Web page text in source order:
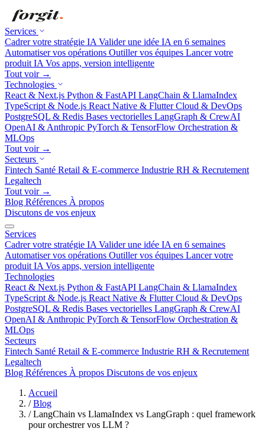
Services
Cadrer votre stratégie IA Valider une idée IA en 6 semaines
Automatiser vos opérations Outiller vos équipes Lancer votre
produit IA Vos apps, version intelligente
Tout voir →
Technologies
React & Next.js Python & FastAPI LangChain & LlamaIndex
TypeScript & Node.js React Native & FlutterCloud & DevOps
PostgreSQL & Redis Bases vectorielles LangGraph & CrewAI
OpenAI & Anthropic PyTorch & TensorFlow Orchestration &
MLOps
Tout voir →
Secteurs
Fintech Santé Retail & E-commerce Industrie RH & Recrutement
Legaltech
Tout voir →
Blog Références À propos
Discutons de vos enjeux
Services
Cadrer votre stratégie IA Valider une idée IA en 6 semaines
Automatiser vos opérations Outiller vos équipes Lancer votre
produit IA Vos apps, version intelligente
Technologies
React & Next.js Python & FastAPI LangChain & LlamaIndex
TypeScript & Node.js React Native & FlutterCloud & DevOps
PostgreSQL & Redis Bases vectorielles LangGraph & CrewAI
OpenAI & Anthropic PyTorch & TensorFlow Orchestration &
MLOps
Secteurs
Fintech Santé Retail & E-commerce Industrie RH & Recrutement
Legaltech
Blog Références À propos Discutons de vos enjeux
Accueil
/ Blog
/ LangChain vs LlamaIndex vs LangGraph : quel framework
pour orchestrer vos LLM ?